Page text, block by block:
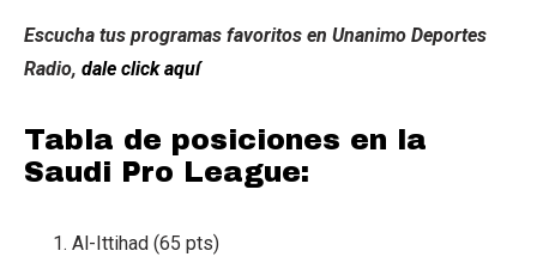
Escucha tus programas favoritos en Unanimo Deportes
Radio, dale click aquí
Tabla de posiciones en la
Saudi Pro League:
Al-Ittihad (65 pts)